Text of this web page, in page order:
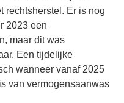
rechtsherstel. Er is nog
2023 een
maar dit was
Een tijdelijke
wanneer vanaf 2025
van vermogensaanwas